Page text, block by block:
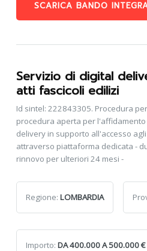
SCARICA BANDO
Servizio di digital
atti fascicoli edilizi
Id sintel: 222843305. Procedura
procedura aperta per
delivery in supporto all'accesso
attraverso piattaforma dedicata -
rinnovo per ulteriori 24 mesi -
Regione: LOMBARDIA
Importo: DA 400.000 A 500.000 €